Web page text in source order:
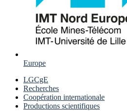
Europe
LGCgE
Recherches
Coopération internationale
Productions scientifiques